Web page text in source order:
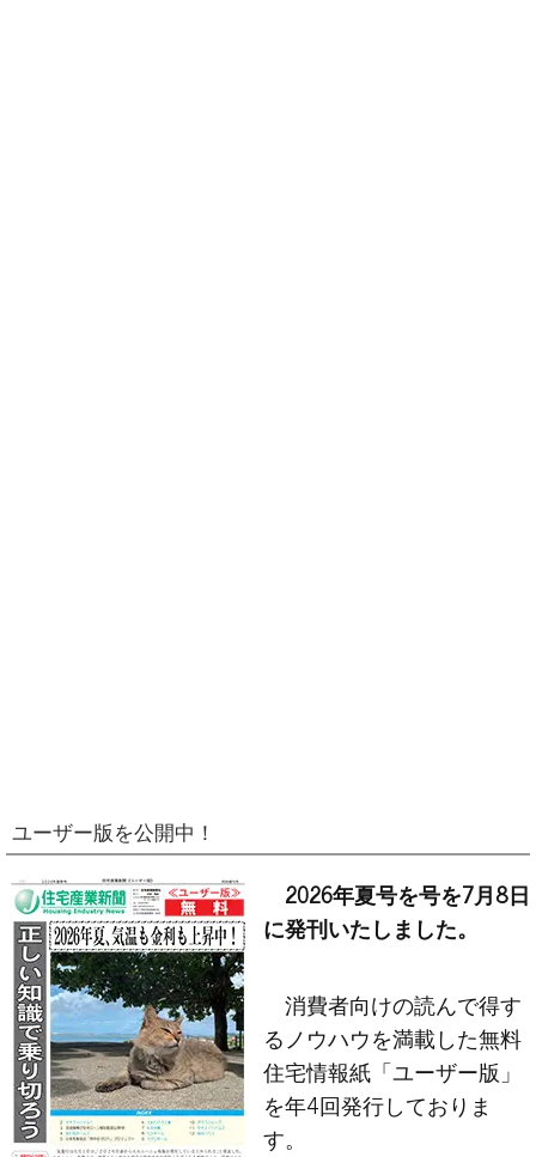
ユーザー版を公開中！
2026年夏号を号を7月8日
に発刊いたしました。
消費者向けの読んで得す
るノウハウを満載した無料
住宅情報紙「ユーザー版」
を年4回発行しておりま
す。